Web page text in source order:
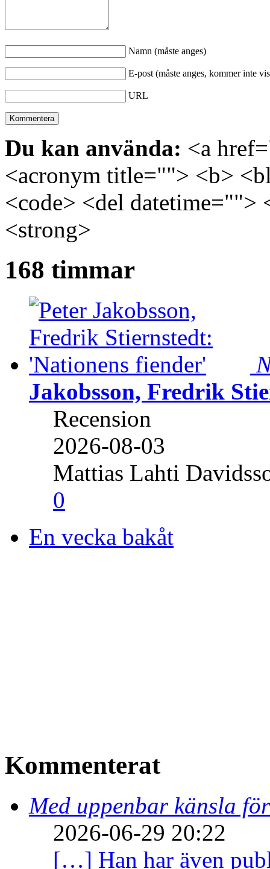
Namn (måste anges)
E-post (måste anges, kommer inte
URL
Du kan använda: <a
<acronym title=""> <b>
<code> <del
<strong>
168 timmar
Jakobsson, Fredrik
Recension
2026-08-03
Mattias Lahti
0
En vecka bakåt
Kommenterat
Med uppenbar känsla
2026-06-29 20:22
[…] Han har även